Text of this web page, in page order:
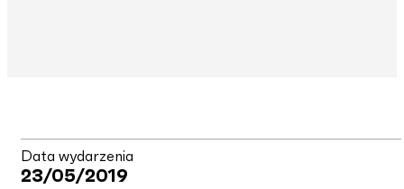
Data wydarzenia
23/05/2019